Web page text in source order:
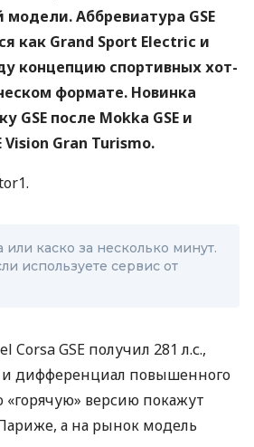
модели. Аббревиатура GSE
как Grand Sport Electric и
концепцию спортивных хот-
формате. Новинка
GSE после Mokka GSE и
Vision Gran Turismo.
каско за несколько минут.
используете сервис от
Corsa GSE получил 281 л.с.,
и дифференциал повышенного
версию покажут
а на рынок модель